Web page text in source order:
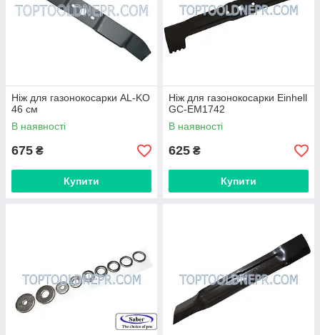
Ніж для газонокосарки AL-KO
46 см
В наявності
675 ₴
Купити
Ніж для газонокосарки Einhell
GC-EM1742
В наявності
625 ₴
Купити